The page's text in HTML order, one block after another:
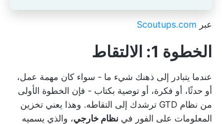
عبر Scoutups.com
الخطوة 1: الالتقاط
عندما يتبادر إلى ذهنك شيء ما - سواء كان مهمة عمل،
أو حدثًا، أو فكرة، أو توصية بكتاب - فإن الخطوة الأولى
من نظام GTD ترشدك إلى التقاطه. وهذا يعني تخزين
المعلومات على الفور في نظام خارجي، والذي يسميه